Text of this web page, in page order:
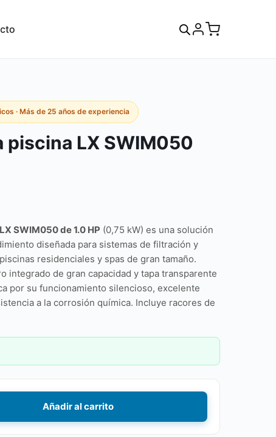
· Más de 25 años de experiencia
piscina LX SWIM050
SWIM050 de 1.0 HP (0,75 kW) es una solución
diseñada para sistemas de filtración y
residenciales y spas de gran tamaño.
integrado de gran capacidad y tapa transparente
por su funcionamiento silencioso, excelente
a la corrosión química. Incluye racores de
Añadir al carrito